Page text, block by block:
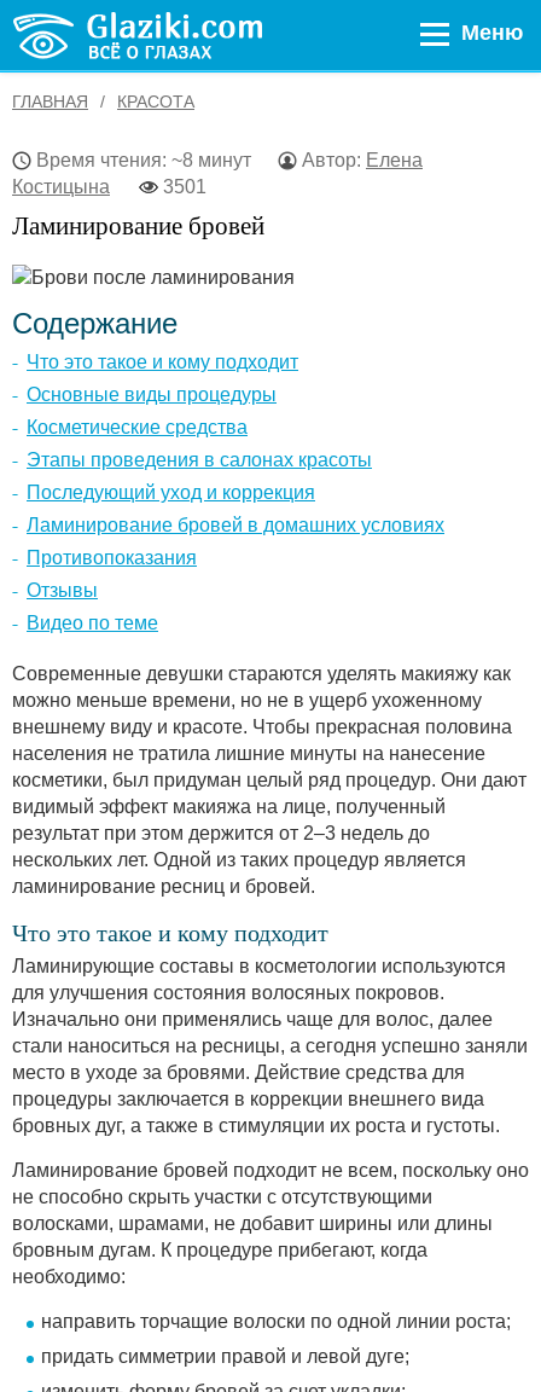
Меню
ГЛАВНАЯ КРАСОТА
Время чтения: ~8 минут Автор: Елена
Костицына
3501
Ламинирование бровей
Содержание
Что это такое и кому подходит
Основные виды процедуры
Косметические средства
Этапы проведения в салонах красоты
Последующий уход и коррекция
Ламинирование бровей в домашних условиях
Противопоказания
Отзывы
Видео по теме
Современные девушки стараются уделять макияжу как
можно меньше времени, но не в ущерб ухоженному
внешнему виду и красоте. Чтобы прекрасная половина
населения не тратила лишние минуты на нанесение
косметики, был придуман целый ряд процедур. Они дают
видимый эффект макияжа на лице, полученный
результат при этом держится от 2–3 недель до
нескольких лет. Одной из таких процедур является
ламинирование ресниц и бровей.
Что это такое и кому подходит
Ламинирующие составы в косметологии используются
для улучшения состояния волосяных покровов.
Изначально они применялись чаще для волос, далее
стали наноситься на ресницы, а сегодня успешно заняли
место в уходе за бровями. Действие средства для
процедуры заключается в коррекции внешнего вида
бровных дуг, а также в стимуляции их роста и густоты.
Ламинирование бровей подходит не всем, поскольку оно
не способно скрыть участки с отсутствующими
волосками, шрамами, не добавит ширины или длины
бровным дугам. К процедуре прибегают, когда
необходимо:
направить торчащие волоски по одной линии роста;
придать симметрии правой и левой дуге;